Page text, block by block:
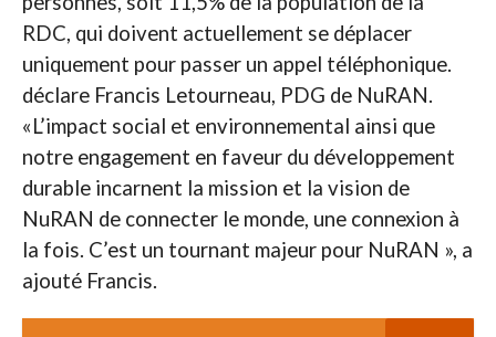
RDC, qui doivent actuellement se déplacer
uniquement pour passer un appel téléphonique.
déclare Francis Letourneau, PDG de NuRAN.
«L’impact social et environnemental ainsi que
notre engagement en faveur du développement
durable incarnent la mission et la vision de
NuRAN de connecter le monde, une connexion à
la fois. C’est un tournant majeur pour NuRAN », a
ajouté Francis.